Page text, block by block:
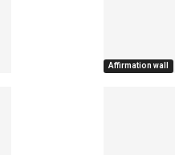
Affirmation wall